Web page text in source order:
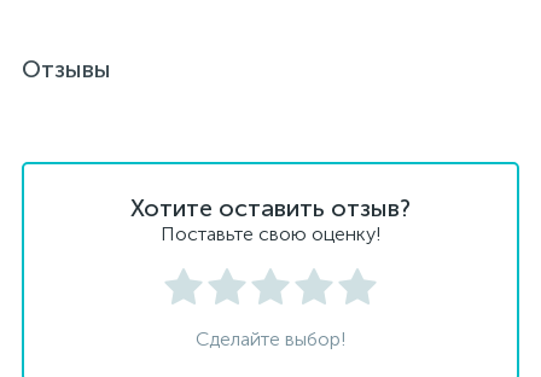
Отзывы
Хотите оставить отзыв?
Поставьте свою оценку!
Сделайте выбор!